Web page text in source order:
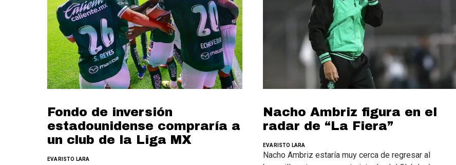
Fondo de inversión
estadounidense compraría a
un club de la Liga MX
EVARISTO LARA
Nacho Ambriz figura en el
radar de “La Fiera”
EVARISTO LARA
Nacho Ambriz estaría muy cerca de regresar al